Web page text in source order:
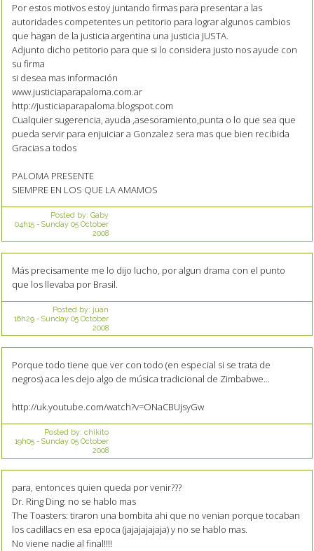
Por estos motivos estoy juntando firmas para presentar a las
autoridades competentes un petitorio para lograr algunos cambios
que hagan de la justicia argentina una justicia JUSTA.
Adjunto dicho petitorio para que si lo considera justo nos ayude con
su firma
si desea mas información
www.justiciaparapaloma.com.ar
http://justiciaparapaloma.blogspot.com
Cualquier sugerencia, ayuda ,asesoramiento,punta o lo que sea que
pueda servir para enjuiciar a Gonzalez sera mas que bien recibida
Gracias a todos
PALOMA PRESENTE
SIEMPRE EN LOS QUE LA AMAMOS
Posted by: Gaby
04h15- Sunday 05 October
2008
Más precisamente me lo dijo lucho, por algun drama con el punto
que los llevaba por Brasil.
Posted by: juan
16h29- Sunday 05 October
2008
Porque todo tiene que ver con todo (en especial si se trata de
negros) aca les dejo algo de música tradicional de Zimbabwe...
http://uk.youtube.com/watch?v=ONaCBUjsyGw
Posted by: chikito
19h05- Sunday 05 October
2008
para, entonces quien queda por venir???
Dr. Ring Ding: no se hablo mas
The Toasters: tiraron una bombita ahi que no venian porque tocaban
los cadillacs en esa epoca (jajajajajaja) y no se hablo mas.
No viene nadie al final!!!!